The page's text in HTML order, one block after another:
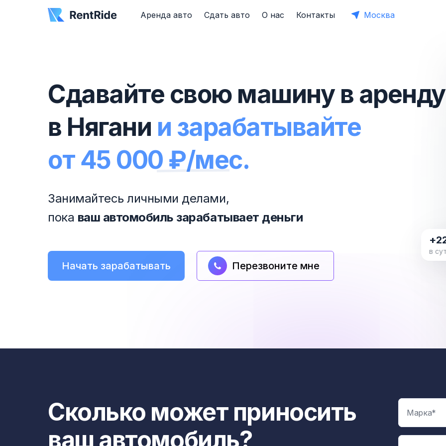
Аренда авто Сдать авто О нас Контакты Москва
Сдавайте свою машину в аренду
в Нягани и зарабатывайте
от 45 000 ₽/мес.
Занимайтесь личными делами,
пока ваш автомобиль зарабатывает деньги
Начать зарабатывать Перезвоните мне
в
Сколько может приносить
ваш автомобиль?